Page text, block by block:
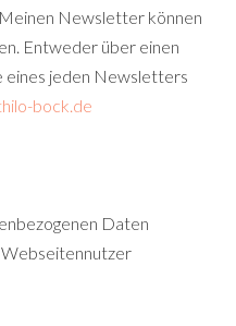
Newsletter können
Entweder über einen
eines jeden Newsletters
bock.de
Daten
Webseitennutzer